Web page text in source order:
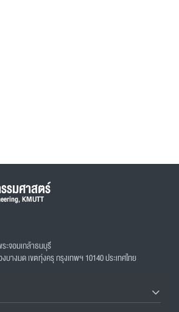
รมศาสตร์
KMUTT
ะจอมเกล้าธนบุรี
บางมด เขตทุ่งครุ กรุงเทพฯ 10140 ประเทศไทย